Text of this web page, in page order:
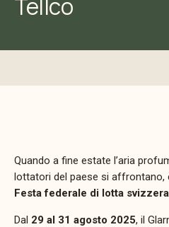
Tellco
Quando a fine estate l’aria
lottatori del paese si affrontano,
Festa federale di lotta
Dal 29 al 31 agosto 2025, il